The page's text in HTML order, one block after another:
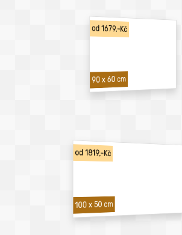
od 1679,-Kč
90 x 60 cm
od 1819,-Kč
100 x 50 cm